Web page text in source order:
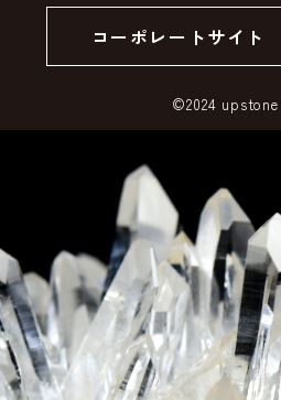
SSLサーバー証明書とは
コーポレートサイト
©2024